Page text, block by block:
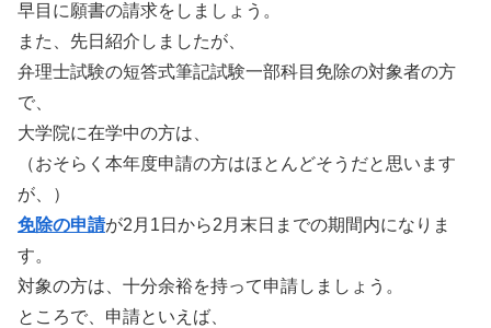
早目に願書の請求をしましょう。
また、先日紹介しましたが、
弁理士試験の短答式筆記試験一部科目免除の対象者の方
で、
大学院に在学中の方は、
（おそらく本年度申請の方はほとんどそうだと思います
が、）
免除の申請が2月1日から2月末日までの期間内になりま
す。
対象の方は、十分余裕を持って申請しましょう。
ところで、申請といえば、